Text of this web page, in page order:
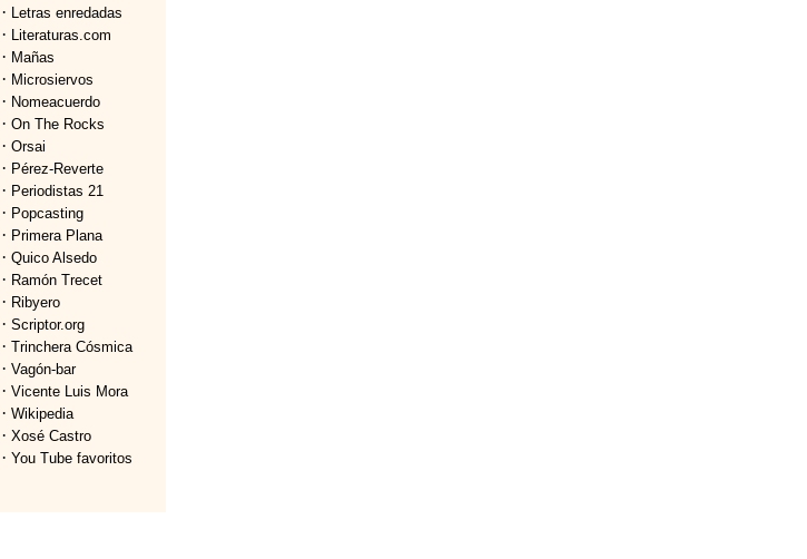
· Letras enredadas
· Literaturas.com
· Mañas
· Microsiervos
· Nomeacuerdo
· On The Rocks
· Orsai
· Pérez-Reverte
· Periodistas 21
· Popcasting
· Primera Plana
· Quico Alsedo
· Ramón Trecet
· Ribyero
· Scriptor.org
· Trinchera Cósmica
· Vagón-bar
· Vicente Luis Mora
· Wikipedia
· Xosé Castro
· You Tube favoritos